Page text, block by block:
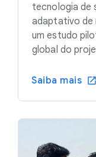
tecnologia de
adaptativo de
um estudo
global do
Saiba mais